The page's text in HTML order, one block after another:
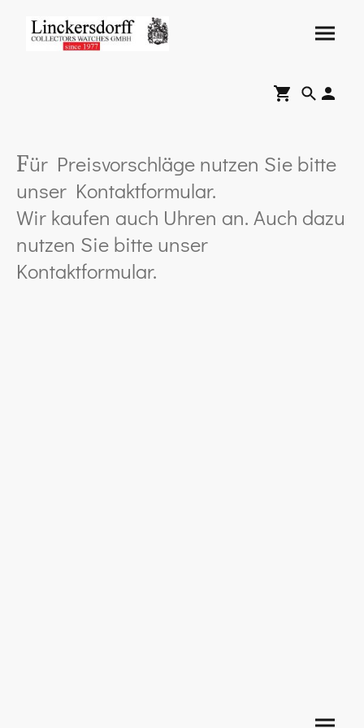
Für Preisvorschläge nutzen Sie bitte
unser Kontaktformular.
Wir kaufen auch Uhren an. Auch dazu
nutzen Sie bitte unser
Kontaktformular.